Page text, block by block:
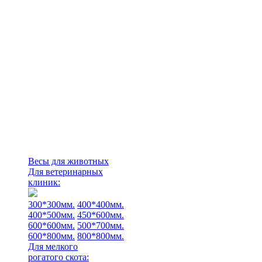
Весы для животных
Для ветеринарных
клиник:
300*300мм. 400*400мм.
400*500мм. 450*600мм.
600*600мм. 500*700мм.
600*800мм. 800*800мм.
Для мелкого
рогатого скота: